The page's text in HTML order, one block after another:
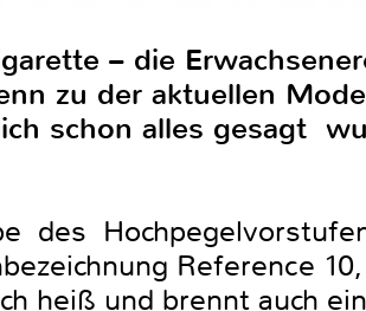
– die
zu der aktuellen
schon alles gesagt
des
Reference
heiß und brennt auch